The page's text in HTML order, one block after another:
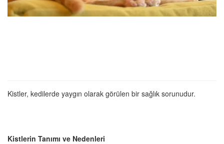
Kistler, kedilerde yaygın olarak görülen bir sağlık sorunudur.
Kistlerin Tanımı ve Nedenleri